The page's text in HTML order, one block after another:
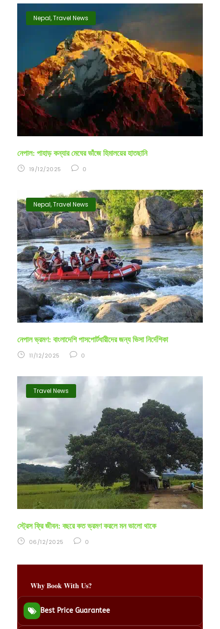
Nepal,Travel News
নেপাল: পাহাড় কন্যার মেঘের ভাঁজে হিমালয়ের হাতছানি
19/12/2025 0
Nepal,Travel News
নেপাল ভ্রমণ: বাংলাদেশি পাসপোর্টধারীদের জন্য ভিসা নির্দেশিকা
11/12/2025 0
Travel News
স্ট্রেস ফ্রি জীবন: বছরে কত ভ্রমণ করলে মন ভালো থাকে
06/12/2025 0
Why Book With Us?
Best Price Guarantee